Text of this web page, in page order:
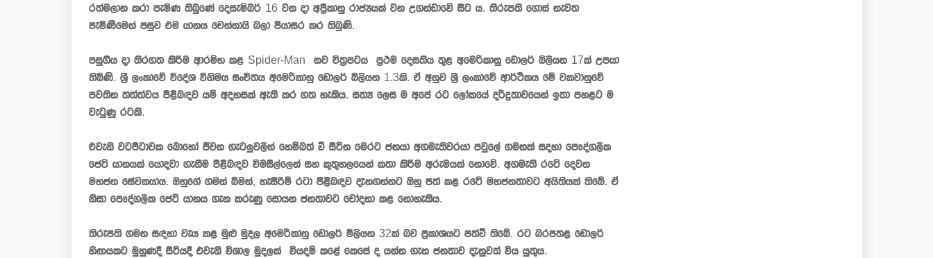
රත්මලාන කරා පැමිණ තිබුණේ දෙසැම්බර් 16 වන දා අප්‍රිකානු රාජ්‍යයක් වන උගන්ඩාවේ සිට ය. තිරුපති ගොස් නැවත
පැමිණීමෙන් පසුව එම යානය චෙන්නායි බලා පියාසර කර තිබුණි.
පසුගිය දා තිරගත කිරීම ආරම්භ කළ Spider-Man නව චිත්‍රපටය ප්‍රථම දෙසතිය තුළ අමෙරිකානු ඩොලර් බිලියන 17ක් උපයා
තිබිණි. ශ්‍රී ලංකාවේ විදේශ විනිමය සංචිතය අමෙරිකානු ඩොලර් බිලියන 1.3කි. ඒ අනුව ශ්‍රී ලංකාවේ ආර්ථිකය මේ වකවානුවේ
පවතින තත්ත්වය පිළිබඳව යම් අදහසක් ඇති කර ගත හැකිය. සත්‍ය ලෙස ම අපේ රට ලෝකයේ දරිද්‍රතාවයෙන් ඉතා පහළට ම
වැටුණු රටකි.
එවැනි වටපිටාවක බොහෝ ජීවන ගැටලුවලින් හෙම්බත් වී සිටින මෙරට ජනයා අගමැතිවරයා පවුලේ ගමනක් සදහා පෞද්ගලික
ජෙට් යානයක් යොදවා ගැනීම පිළිබඳව විමසිල්ලෙන් සහ කුතුහලයෙන් කතා කිරීම අරුමයක් නොවේ. අගමැති රටේ දෙවන
මහජන සේවකයාය. ඔහුගේ ගමන් බිමන්, හැසිරීම් රටා පිළිබඳව දැනගන්නට ඔහු පත් කළ රටේ මහජනතාවට අයිතියක් තිබේ. ඒ
නිසා පෞද්ගලික ජෙට් යානය ගැන කරුණු සොයන ජනතාවට චෝදනා කළ නොහැකිය.
තිරුපති ගමන සඳහා වැය කළ මුළු මුදල අමෙරිකානු ඩොලර් මිලියන 32ක් බව ප්‍රකාශයට පත්වී තිබේ. රට බරපතළ ඩොලර්
හිඟයකට මුහුණදී සිටියදී එවැනි විශාල මුදලක් වියදම් කළේ කෙසේ ද යන්න ගැන ජනතාව දැනුවත් විය යුතුය.